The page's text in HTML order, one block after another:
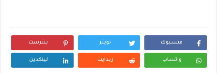
فيسبوك تويتر بنترست
واتساب ريدايت لينكدين